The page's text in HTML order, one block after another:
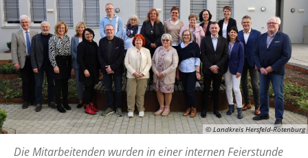
© Landkreis Hersfeld-Rotenburg
Die Mitarbeitenden wurden in einer internen Feierstunde